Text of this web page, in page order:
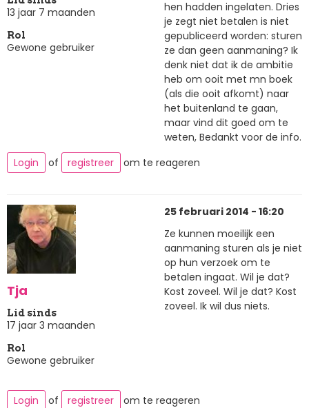
13 jaar 7 maanden
Rol
Gewone gebruiker
hen hadden ingelaten. Dries
je zegt niet betalen is niet
gepubliceerd worden: sturen
ze dan geen aanmaning? Ik
denk niet dat ik de ambitie
heb om ooit met mn boek
(als die ooit afkomt) naar
het buitenland te gaan,
maar vind dit goed om te
weten, Bedankt voor de info.
Login
of registreer om te reageren
Tja
Lid sinds
17 jaar 3 maanden
Rol
Gewone gebruiker
25 februari 2014 - 16:20
Ze kunnen moeilijk een
aanmaning sturen als je niet
op hun verzoek om te
betalen ingaat. Wil je dat?
Kost zoveel. Wil je dat? Kost
zoveel. Ik wil dus niets.
Login of registreer om te reageren